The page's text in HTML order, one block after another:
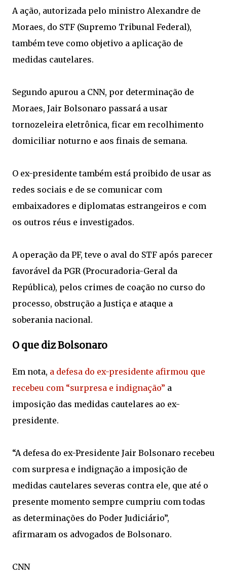
A ação, autorizada pelo ministro Alexandre de
Moraes, do STF (Supremo Tribunal Federal),
também teve como objetivo a aplicação de
medidas cautelares.
Segundo apurou a CNN, por determinação de
Moraes, Jair Bolsonaro passará a usar
tornozeleira eletrônica, ficar em recolhimento
domiciliar noturno e aos finais de semana.
O ex-presidente também está proibido de usar as
redes sociais e de se comunicar com
embaixadores e diplomatas estrangeiros e com
os outros réus e investigados.
A operação da PF, teve o aval do STF após parecer
favorável da PGR (Procuradoria-Geral da
República), pelos crimes de coação no curso do
processo, obstrução a Justiça e ataque a
soberania nacional.
O que diz Bolsonaro
Em nota, a defesa do ex-presidente afirmou que
recebeu com “surpresa e indignação” a
imposição das medidas cautelares ao ex-
presidente.
“A defesa do ex-Presidente Jair Bolsonaro recebeu
com surpresa e indignação a imposição de
medidas cautelares severas contra ele, que até o
presente momento sempre cumpriu com todas
as determinações do Poder Judiciário”,
afirmaram os advogados de Bolsonaro.
CNN